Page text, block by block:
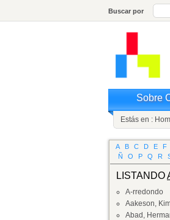
Buscar por
Sobre
Estás en :
A B C D E F
Ñ
O P Q R
LISTANDO
A-rredondo
Aakeson,
Abad,